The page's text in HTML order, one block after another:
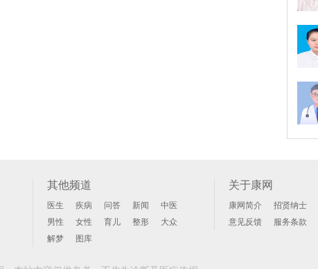
其他频道
医生 疾病 问答 新闻
中医
男性
女性 育儿 整形
大众
解梦
图库
关于康网
康网简介 招贤纳士
意见反馈
服务条款